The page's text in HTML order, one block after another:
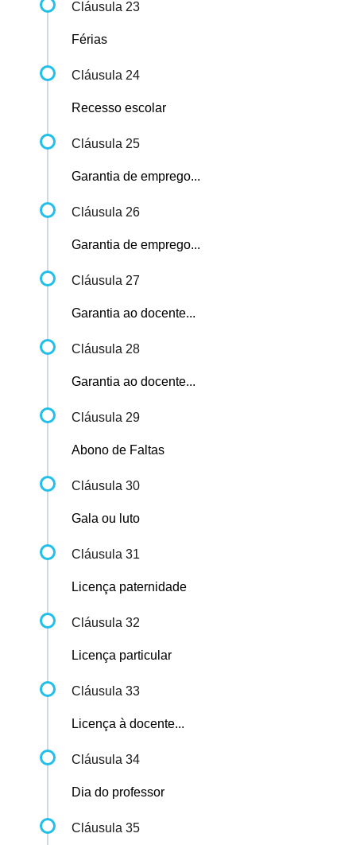
Cláusula 23
Férias
Cláusula 24
Recesso escolar
Cláusula 25
Garantia de emprego...
Cláusula 26
Garantia de emprego...
Cláusula 27
Garantia ao docente...
Cláusula 28
Garantia ao docente...
Cláusula 29
Abono de Faltas
Cláusula 30
Gala ou luto
Cláusula 31
Licença paternidade
Cláusula 32
Licença particular
Cláusula 33
Licença à docente...
Cláusula 34
Dia do professor
Cláusula 35